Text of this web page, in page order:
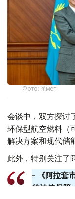
Фото: Үкімет
会谈中，双方探讨
环保型航空燃料（
解决方案和现代储
此外，特别关注了
- 《阿拉套
的法律保障